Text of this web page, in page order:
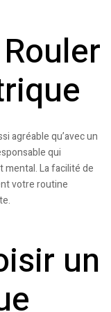
agréable qu’avec un
qui
La facilité de
votre routine
un